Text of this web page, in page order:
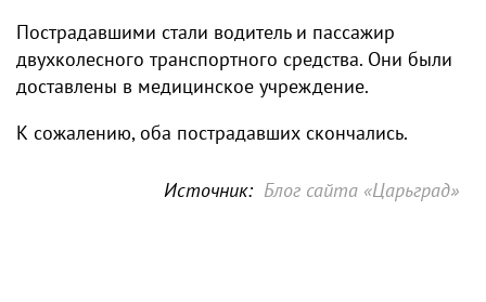
Пострадавшими стали водитель и пассажир
двухколесного транспортного средства. Они были
доставлены в медицинское учреждение.
К сожалению, оба пострадавших скончались.
Источник: Блог сайта «Царьград»